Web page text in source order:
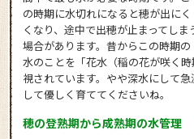
の時期に水切れになると穂が出にく
くなり、途中で出穂が止まってしま
場合があります。昔からこの時期の
水のことを「花水（稲の花が咲く
視されています。やや深水にして
して優しく育ててくださいね。
穂の登熟期から成熟期の水管理